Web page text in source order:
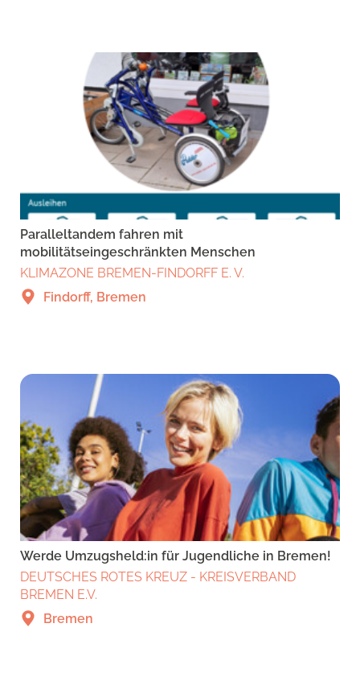
Paralleltandem fahren mit
mobilitätseingeschränkten Menschen
KLIMAZONE BREMEN-FINDORFF E. V.
Findorff, Bremen
Werde Umzugsheld:in für Jugendliche in Bremen!
DEUTSCHES ROTES KREUZ - KREISVERBAND
BREMEN E.V.
Bremen